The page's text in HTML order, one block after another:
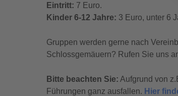
Eintritt: 7 Euro.
Kinder 6-12 Jahre: 3 Euro, unter 6
Gruppen werden gerne nach
Schlossgemäuern? Rufen Sie uns
Bitte beachten Sie: Aufgrund von
Führungen ganz ausfallen. Hier